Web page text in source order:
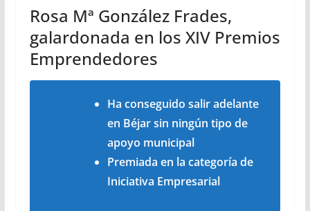
Rosa Mª González Frades,
galardonada en los XIV Premios
Emprendedores
Ha conseguido salir adelante
en Béjar sin ningún tipo de
apoyo municipal
Premiada en la categoría de
Iniciativa Empresarial